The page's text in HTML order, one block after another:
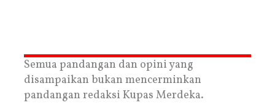
Semua pandangan dan opini yang
disampaikan bukan mencerminkan
pandangan redaksi Kupas Merdeka.